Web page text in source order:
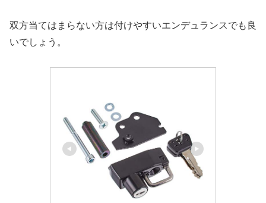
双方当てはまらない方は付けやすいエンデュランスでも良
いでしょう。